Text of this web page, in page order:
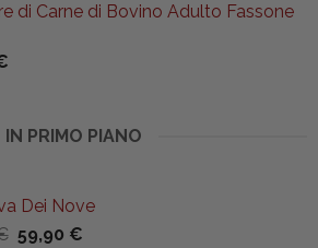
di Carne di Bovino Adulto Fassone
IN PRIMO PIANO
Dei Nove
Il
59,90 €